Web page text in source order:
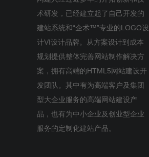
术研发，已经建立起了自己开发的
建站系统和“企术™”专业的LOGO设
计VI设计品牌。从方案设计到成本
规划提供整体完善网站制作解决方
案，拥有高端的HTML5网站建设开
发团队。其中有为高端客户及集团
型大企业服务的高端网站建设产
品，也有为中小企业及创业型企业
服务的定制化建站产品。